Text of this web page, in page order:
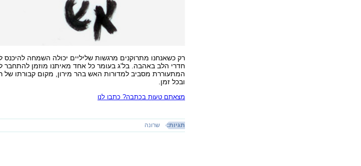
רק כשאנחנו מתרוקנים מרגשות שליליים יכולה השמחה להיכנס
חדרי הלב באהבה. בל'ג בעומר כל אחד מאיתנו מוזמן להתחבר
המתעוררת מסביב למדורות האש בהר מירון, מקום קבורתו של
ובכל זמן.
מצאתם טעות בכתבה? כתבו לנו
תגיות: שרונה